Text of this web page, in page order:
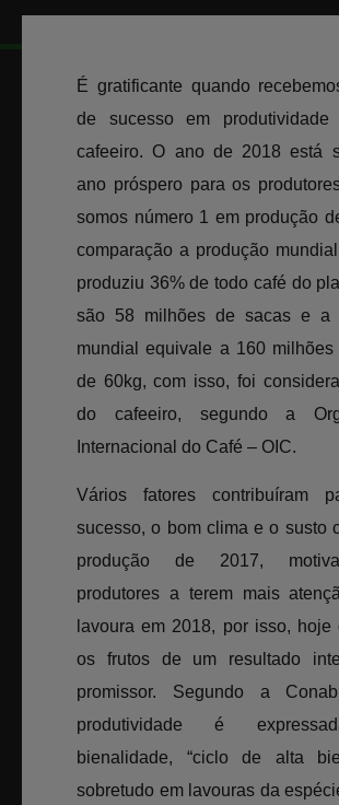
É gratificante quando
de sucesso em
cafeeiro. O ano de 2018 está
ano próspero para os
somos número 1 em produção
comparação a produção
produziu 36% de todo café do
são 58 milhões de sacas e a
mundial equivale a 160
de 60kg, com isso, foi
do cafeeiro, segundo a
Internacional do Café – OIC.
Vários fatores contribuíram
sucesso, o bom clima e o susto
produção de 2017,
produtores a terem mais
lavoura em 2018, por isso, hoje
os frutos de um resultado
promissor. Segundo a
produtividade é
bienalidade, “ciclo de alta
sobretudo em lavouras da